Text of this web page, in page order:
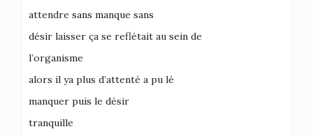
attendre sans manque sans
désir laisser ça se reflétait au sein de
l’organisme
alors il ya plus d’attenté a pu lé
manquer puis le désir
tranquille